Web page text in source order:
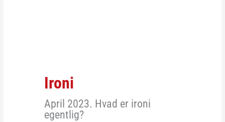
Ironi
April 2023. Hvad er ironi
egentlig?